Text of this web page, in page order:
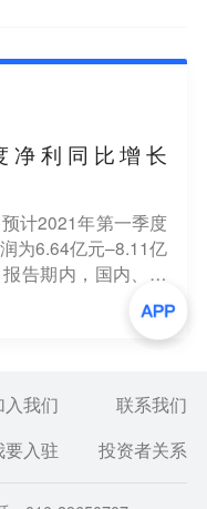
净利同比增长
计2021年第一季度
为6.64亿元–8.11亿
告期内，国内、国
量、价格齐升。
入我们
联系我们
入驻 投资者关系